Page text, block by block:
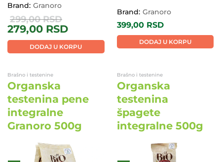
Brand: Granoro
279,00 RSD
299,00RSD
DODAJ U KORPU
Brand: Granoro
399,00 RSD
DODAJ U KORPU
Brašno i testenine
Organska
testenina pene
integralne
Granoro 500g
Brašno i testenine
Organska
testenina
špagete
integralne 500g